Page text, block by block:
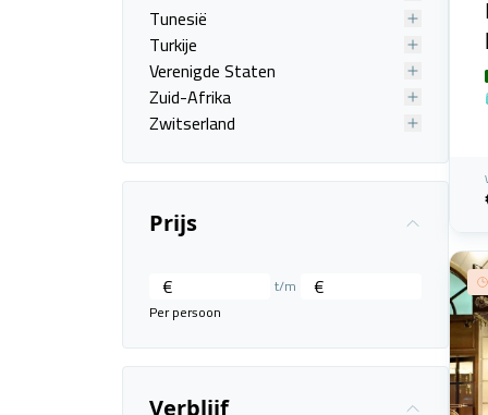
Tunesië
Turkije
Verenigde Staten
Zuid-Afrika
Zwitserland
Prijs
€ t/m €
Per persoon
Verblijf